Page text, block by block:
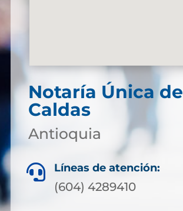
Notaría Única de
Caldas
Antioquia
 Líneas de atención:
(604) 4289410